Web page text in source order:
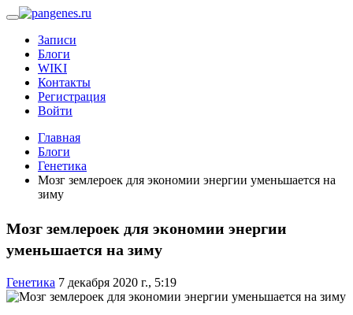
Записи
Блоги
WIKI
Контакты
Регистрация
Войти
Главная
Блоги
Генетика
Мозг землероек для экономии энергии уменьшается на
зиму
Мозг землероек для экономии энергии
уменьшается на зиму
Генетика 7 декабря 2020 г., 5:19